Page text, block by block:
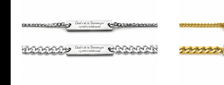
CEASURI DAMA